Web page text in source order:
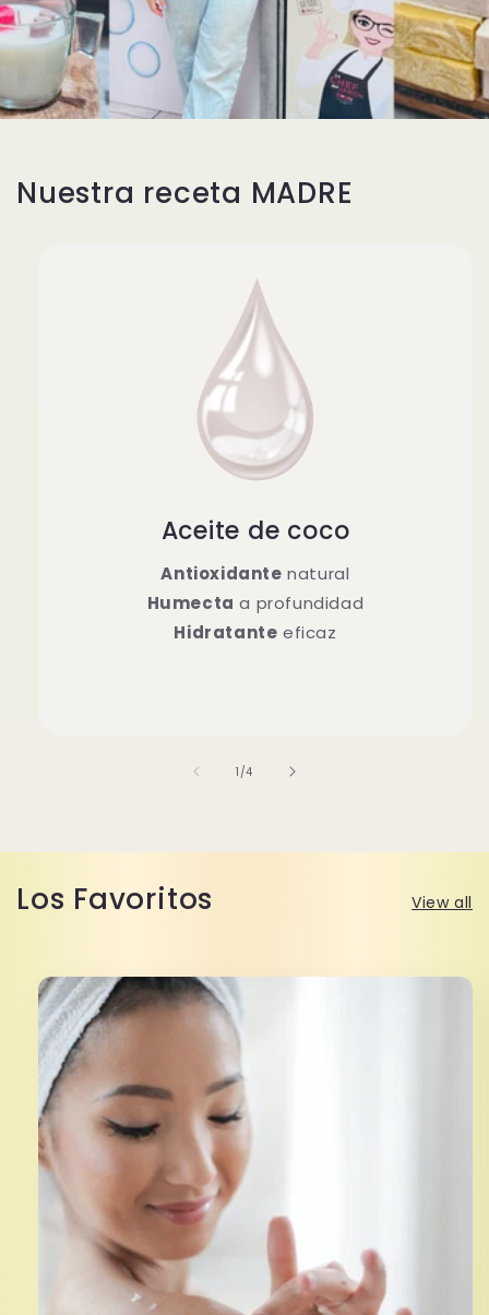
Nuestra receta MADRE
Aceite de coco
Antioxidante natural
Humecta a profundidad
Hidratante eficaz
1 /of
4
Los Favoritos View all